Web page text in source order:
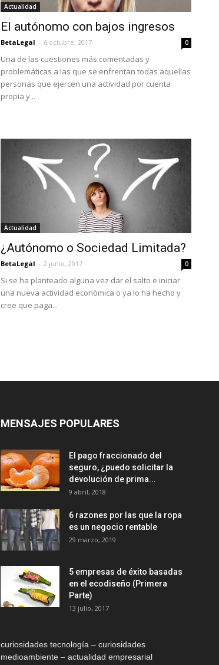
Actualidad
El autónomo con bajos ingresos
BetaLegal - 6 octubre, 2017 0
Una de las cuestiones más comentadas y
problemáticas a las que se enfrentan todas aquellas
personas que ejercen una actividad por cuenta
propia y...
Actualidad
¿Autónomo o Sociedad Limitada?
BetaLegal - 2 junio, 2017 0
Si se ha planteado alguna vez dar el salto e iniciar
una nueva actividad económica o ya lo ha hecho y
cree que paga...
MENSAJES POPULARES
El pago fraccionado del
seguro, ¿puedo solicitar la
devolución de prima...
9 abril, 2018
6 razones por las que la ropa
es un negocio rentable
29 marzo, 2019
5 empresas de éxito basadas
en el ecodiseño (Primera
Parte)
13 julio, 2017
curiosidades tecnología – curiosidades
medioambiente – actualidad empresarial